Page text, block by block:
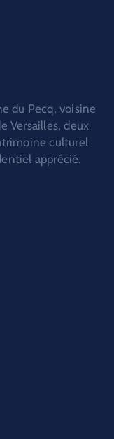
du Pecq, voisine
Versailles, deux
culturel
apprécié.